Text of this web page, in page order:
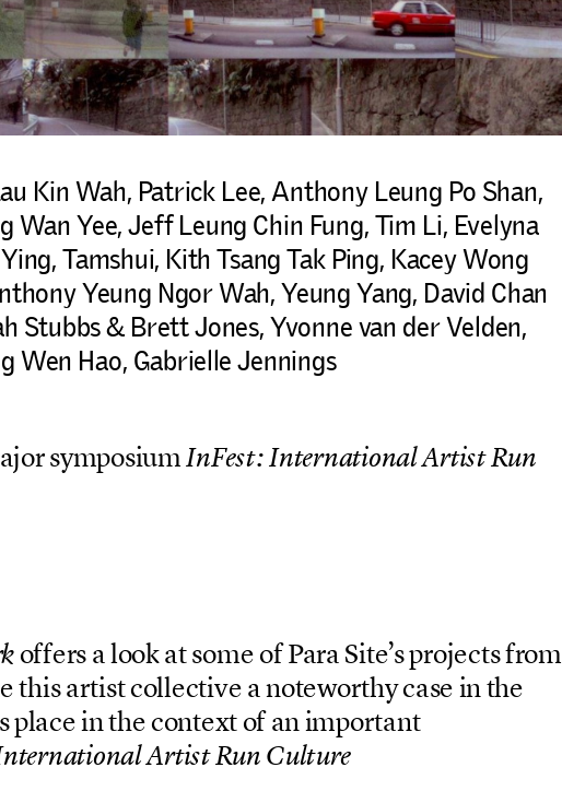
Kin Wah, Patrick Lee, Anthony Leung Po Shan,
Yee, Jeff Leung Chin Fung, Tim Li, Evelyna
Tamshui, Kith Tsang Tak Ping, Kacey Wong
Yeung Ngor Wah, Yeung Yang, David Chan
Stubbs & Brett Jones, Yvonne van der Velden,
Wen Hao, Gabrielle Jennings
ajorsymposiumInFest:InternationalArtistRun
koffersalookatsomeofParaSite’sprojectsfrom
ethisartistcollectiveanoteworthycaseinthe
splaceinthecontextofanimportant
nternationalArtistRunCulture